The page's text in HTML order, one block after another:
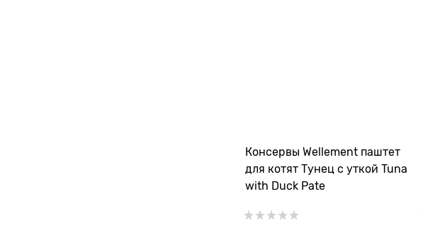
Консервы Wellement паштет
для котят Тунец с уткой Tuna
with Duck Pate